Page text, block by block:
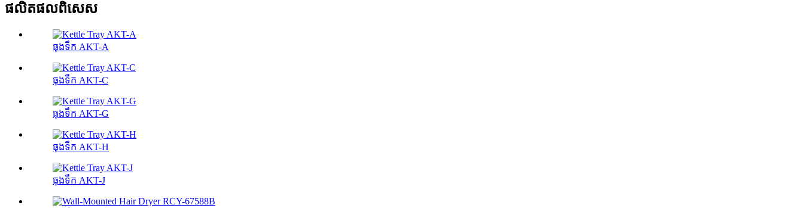
ផលិតផល​ពិសេស
ធុងទឹក AKT-A
ធុងទឹក AKT-C
ធុងទឹក AKT-G
ធុងទឹក AKT-H
ធុងទឹក AKT-J